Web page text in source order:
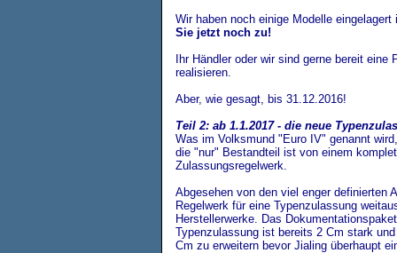
Wir haben noch einige Modelle
Sie jetzt noch zu!
Ihr Händler oder wir sind gerne bereit eine
realisieren.
Aber, wie gesagt, bis 31.12.2016!
Teil 2: ab 1.1.2017 - die neue
Was im Volksmund "Euro IV" genannt
die "nur" Bestandteil ist von einem
Zulassungsregelwerk.
Abgesehen von den viel enger definierten
Regelwerk für eine Typenzulassung
Herstellerwerke. Das
Typenzulassung ist bereits 2 Cm stark
Cm zu erweitern bevor Jialing überhaupt